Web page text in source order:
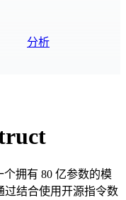
分析
个拥有 80 亿参数的模
过结合使用开源指令数